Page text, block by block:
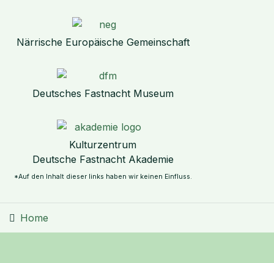
Närrische Europäische Gemeinschaft
Deutsches Fastnacht Museum
Kulturzentrum
Deutsche Fastnacht Akademie
*Auf den Inhalt dieser links haben wir keinen Einfluss.
Home